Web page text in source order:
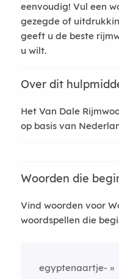
eenvoudig! Vul een
gezegde of
geeft u de beste
u wilt.
Over dit
Het Van Dale
op basis van
Woorden die
Vind woorden voor
woordspellen die
egyptenaartje-